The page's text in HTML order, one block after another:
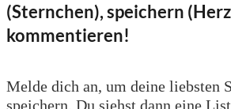
(Sternchen), speichern
kommentieren!
Melde dich an, um deine liebsten
speichern. Du siehst dann eine